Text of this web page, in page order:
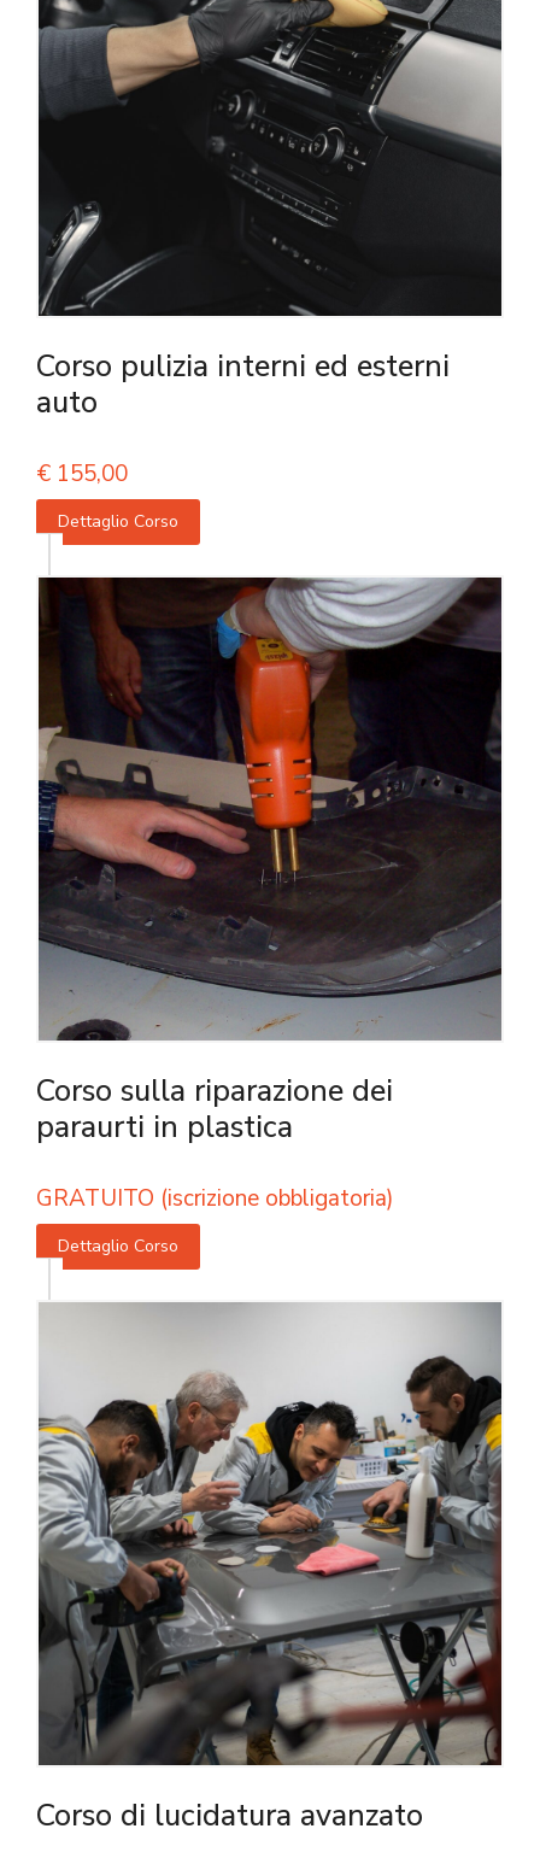
Corso pulizia interni ed esterni
auto
€ 155,00
Dettaglio Corso
Corso sulla riparazione dei
paraurti in plastica
GRATUITO (iscrizione obbligatoria)
Dettaglio Corso
Corso di lucidatura avanzato